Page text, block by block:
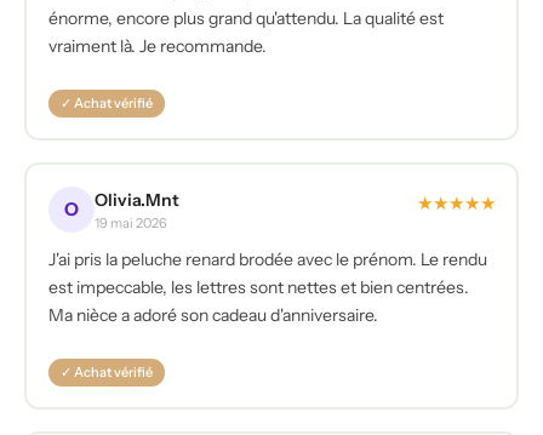
énorme, encore plus grand qu'attendu. La qualité est
vraiment là. Je recommande.
✓ Achat vérifié
O Olivia.Mnt
19 mai 2026
★★★★★
J'ai pris la peluche renard brodée avec le prénom. Le rendu
est impeccable, les lettres sont nettes et bien centrées.
Ma nièce a adoré son cadeau d'anniversaire.
✓ Achat vérifié